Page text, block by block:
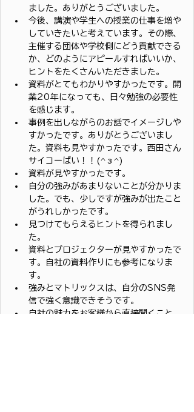
ました。ありがとうございました。
今後、講演や学生への授業の仕事を増や
していきたいと考えています。その際、
主催する団体や学校側にどう貢献できる
か、どのようにアピールすればいいか、
ヒントをたくさんいただきました。
資料がとてもわかりやすかったです。開
業20年になっても、日々勉強の必要性
を感じます。
事例を出しながらのお話でイメージしや
すかったです。ありがとうございまし
た。資料も見やすかったです。西田さん
サイコーばい！！(^з^)
資料が見やすかったです。
自分の強みがあまりないことが分かりま
した。でも、少しですが強みが出たこと
がうれしかったです。
見つけてもらえるヒントを得られまし
た。
資料とプロジェクターが見やすかったで
す。自社の資料作りにも参考になりま
す。
強みとマトリックスは、自分のSNS発
信で強く意識できそうです。
自社の魅力をお客様から直接聞くこと、